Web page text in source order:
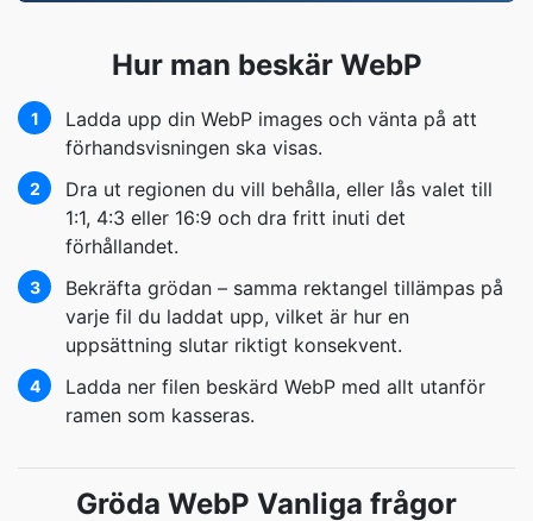
Hur man beskär WebP
1
Ladda upp din WebP images och vänta på att
förhandsvisningen ska visas.
2
Dra ut regionen du vill behålla, eller lås valet till
1:1, 4:3 eller 16:9 och dra fritt inuti det
förhållandet.
3
Bekräfta grödan – samma rektangel tillämpas på
varje fil du laddat upp, vilket är hur en
uppsättning slutar riktigt konsekvent.
4
Ladda ner filen beskärd WebP med allt utanför
ramen som kasseras.
Gröda WebP Vanliga frågor